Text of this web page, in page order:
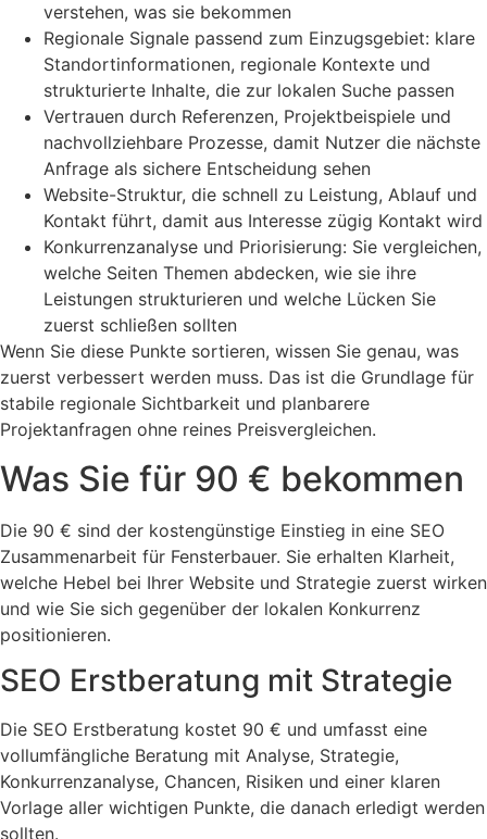
verstehen, was sie bekommen
Regionale Signale passend zum Einzugsgebiet: klare
Standortinformationen, regionale Kontexte und
strukturierte Inhalte, die zur lokalen Suche passen
Vertrauen durch Referenzen, Projektbeispiele und
nachvollziehbare Prozesse, damit Nutzer die nächste
Anfrage als sichere Entscheidung sehen
Website-Struktur, die schnell zu Leistung, Ablauf und
Kontakt führt, damit aus Interesse zügig Kontakt wird
Konkurrenzanalyse und Priorisierung: Sie vergleichen,
welche Seiten Themen abdecken, wie sie ihre
Leistungen strukturieren und welche Lücken Sie
zuerst schließen sollten
Wenn Sie diese Punkte sortieren, wissen Sie genau, was
zuerst verbessert werden muss. Das ist die Grundlage für
stabile regionale Sichtbarkeit und planbarere
Projektanfragen ohne reines Preisvergleichen.
Was Sie für 90 € bekommen
Die 90 € sind der kostengünstige Einstieg in eine SEO
Zusammenarbeit für Fensterbauer. Sie erhalten Klarheit,
welche Hebel bei Ihrer Website und Strategie zuerst wirken
und wie Sie sich gegenüber der lokalen Konkurrenz
positionieren.
SEO Erstberatung mit Strategie
Die SEO Erstberatung kostet 90 € und umfasst eine
vollumfängliche Beratung mit Analyse, Strategie,
Konkurrenzanalyse, Chancen, Risiken und einer klaren
Vorlage aller wichtigen Punkte, die danach erledigt werden
sollten.